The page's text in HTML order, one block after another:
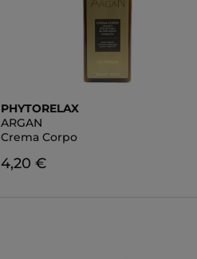
PHYTORELAX
ARGAN
Crema Corpo
4,20 €